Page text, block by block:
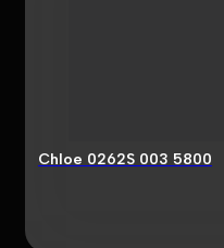
Chloe 0262S 003 5800